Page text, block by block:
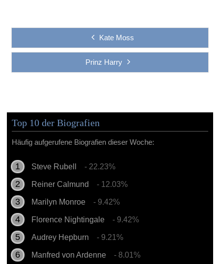
Kate Moss
Prinz Harry
Top 10 der Biografien
Häufig aufgerufene Biografien dieser Woche:
Steve Rubell - 22.23%
Reiner Calmund - 12.03%
Marilyn Monroe - 9.42%
Florence Nightingale - 9.42%
Audrey Hepburn - 9.21%
Manfred von Ardenne - 8.01%